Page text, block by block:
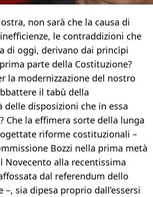
non sarà che la causa di
le contraddizioni che
di oggi, derivano dai princìpi
parte della Costituzione?
la modernizzazione del nostro
il tabù della
disposizioni che in essa
Che la effimera sorte della lunga
riforme costituzionali –
Bozzi nella prima metà
Novecento alla recentissima
dal referendum dello
–, sia dipesa proprio dall’essersi